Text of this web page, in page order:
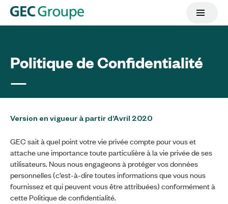
Politique de Confidentialité
Version en vigueur à partir d’Avril 2020
GEC sait à quel point votre vie privée compte pour vous et
attache une importance toute particulière à la vie privée de ses
utilisateurs. Nous nous engageons à protéger vos données
personnelles (c’est-à-dire toutes informations que vous nous
fournissez et qui peuvent vous être attribuées) conformément à
cette Politique de confidentialité.